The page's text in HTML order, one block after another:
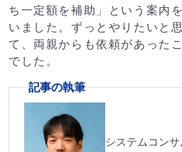
ち一定額を補助」という案内
いました。ずっとやりたいと
て、両親からも依頼があった
でした。
記事の執筆
システムコンサ